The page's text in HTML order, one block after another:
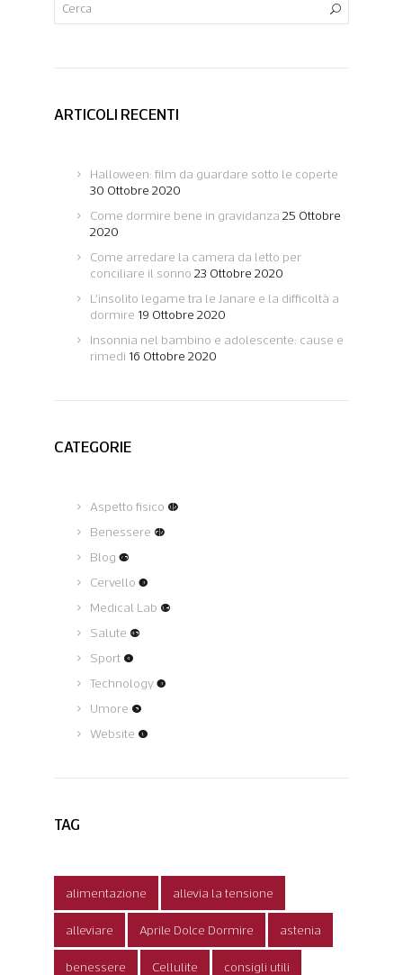
ARTICOLI RECENTI
Halloween: film da guardare sotto le coperte
30 Ottobre 2020
Come dormire bene in gravidanza 25 Ottobre
2020
Come arredare la camera da letto per
conciliare il sonno 23 Ottobre 2020
L’insolito legame tra le Janare e la difficoltà a
dormire 19 Ottobre 2020
Insonnia nel bambino e adolescente: cause e
rimedi 16 Ottobre 2020
CATEGORIE
Aspetto fisico (12)
Benessere (62)
Blog (75)
Cervello (3)
Medical Lab (19)
Salute (45)
Sport(4)
Technology(3)
Umore (5)
Website (1)
TAG
alimentazione allevia la tensione
alleviare Aprile Dolce Dormire astenia
benessere Cellulite consigli utili